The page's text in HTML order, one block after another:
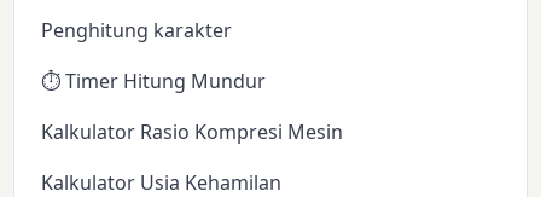
Penghitung karakter
⏱️ Timer Hitung Mundur
Kalkulator Rasio Kompresi Mesin
Kalkulator Usia Kehamilan